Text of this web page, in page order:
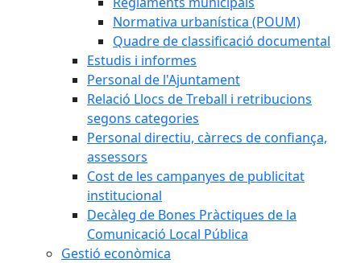
Normativa urbanística (POUM)
Quadre de classificació documental
Estudis i informes
Personal de l'Ajuntament
Relació Llocs de Treball i retribucions
segons categories
Personal directiu, càrrecs de confiança,
assessors
Cost de les campanyes de publicitat
institucional
Decàleg de Bones Pràctiques de la
Comunicació Local Pública
Gestió econòmica